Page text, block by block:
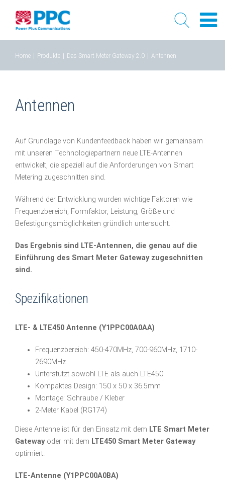
content
Home Produkte Das Smart Meter Gateway 2.0 Antennen
Antennen
Auf Grundlage von Kundenfeedback haben wir gemeinsam
mit unseren Technologiepartnern neue LTE-Antennen
entwickelt, die speziell auf die Anforderungen von Smart
Metering zugeschnitten sind.
Während der Entwicklung wurden wichtige Faktoren wie
Frequenzbereich, Formfaktor, Leistung, Größe und
Befestigungsmöglichkeiten gründlich untersucht.
Das Ergebnis sind LTE-Antennen, die genau auf die
Einführung des Smart Meter Gateway zugeschnitten
sind.
Spezifikationen
LTE- & LTE450 Antenne (Y1PPC00A0AA)
Frequenzbereich: 450-470MHz, 700-960MHz, 1710-
2690MHz
Unterstützt sowohl LTE als auch LTE450
Kompaktes Design: 150 x 50 x 36.5mm
Montage: Schraube / Kleber
2-Meter Kabel (RG174)
Diese Antenne ist für den Einsatz mit dem LTE Smart Meter
Gateway oder mit dem LTE450 Smart Meter Gateway
optimiert.
LTE-Antenne (Y1PPC00A0BA)